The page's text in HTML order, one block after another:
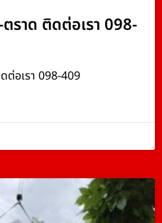
ราด ติดต่อเรา 098-
ต่อเรา 098-409